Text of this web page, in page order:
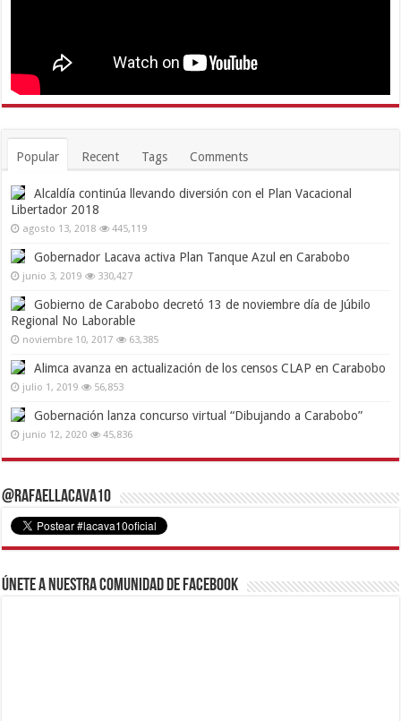
Popular Recent Tags Comments
Alcaldía continúa llevando diversión con el Plan Vacacional
Libertador 2018
agosto 13, 2018 445,119
Gobernador Lacava activa Plan Tanque Azul en Carabobo
junio 3, 2019 330,427
Gobierno de Carabobo decretó 13 de noviembre día de Júbilo
Regional No Laborable
noviembre 10, 2017 63,385
Alimca avanza en actualización de los censos CLAP en Carabobo
julio 1, 2019 56,853
Gobernación lanza concurso virtual “Dibujando a Carabobo”
junio 12, 2020 45,836
@RafaelLacava10
Únete a nuestra comunidad de Facebook